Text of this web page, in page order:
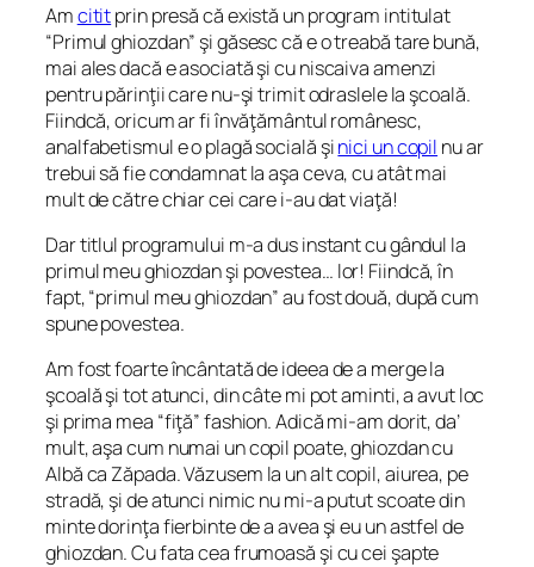
Amcititprin presă că există un program intitulat
“Primul ghiozdan” şi găsesc că e o treabă tare bună,
mai ales dacă e asociată şi cu niscaiva amenzi
pentru părinţii care nu-şi trimit odraslele la şcoală.
Fiindcă, oricum ar fi învăţământul românesc,
analfabetismul e o plagă socială şinici un copil nu ar
trebui să fie condamnat la aşa ceva, cu atât mai
mult de către chiar cei care i-au dat viaţă!
Dar titlul programului m-a dus instant cu gândul la
primul meu ghiozdan şi povestea… lor! Fiindcă, în
fapt, “primul meu ghiozdan” au fost două, după cum
spune povestea.
Am fost foarte încântată de ideea de a merge la
şcoală şi tot atunci, din câte mi pot aminti, a avut loc
şi prima mea “fiţă” fashion. Adică mi-am dorit, da’
mult, aşa cum numai un copil poate, ghiozdan cu
Albă ca Zăpada. Văzusem la un alt copil, aiurea, pe
stradă, şi de atunci nimic nu mi-a putut scoate din
minte dorinţa fierbinte de a avea şi eu un astfel de
ghiozdan. Cu fata cea frumoasă şi cu cei şapte